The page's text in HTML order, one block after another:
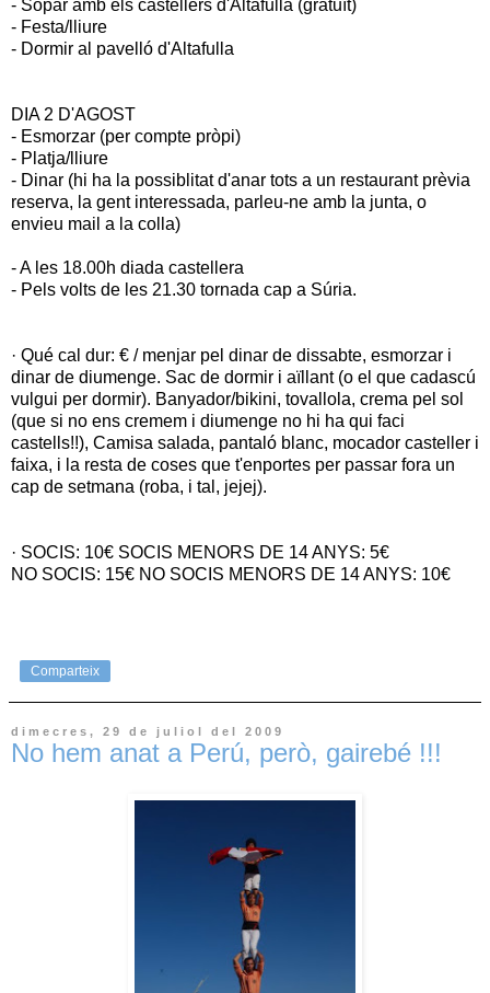
- Sopar amb els castellers d'Altafulla (gratuït)
- Festa/lliure
- Dormir al pavelló d'Altafulla
DIA 2 D'AGOST
- Esmorzar (per compte pròpi)
- Platja/lliure
- Dinar (hi ha la possiblitat d'anar tots a un restaurant prèvia
reserva, la gent interessada, parleu-ne amb la junta, o
envieu mail a la colla)
- A les 18.00h diada castellera
- Pels volts de les 21.30 tornada cap a Súria.
· Qué cal dur: € / menjar pel dinar de dissabte, esmorzar i
dinar de diumenge. Sac de dormir i aïllant (o el que cadascú
vulgui per dormir). Banyador/bikini, tovallola, crema pel sol
(que si no ens cremem i diumenge no hi ha qui faci
castells!!), Camisa salada, pantaló blanc, mocador casteller i
faixa, i la resta de coses que t'enportes per passar fora un
cap de setmana (roba, i tal, jejej).
· SOCIS: 10€ SOCIS MENORS DE 14 ANYS: 5€
NO SOCIS: 15€ NO SOCIS MENORS DE 14 ANYS: 10€
Comparteix
dimecres, 29 de juliol del 2009
No hem anat a Perú, però, gairebé !!!